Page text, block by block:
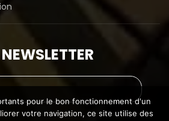
NEWSLETTER
pour le bon fonctionnement d'un
votre navigation, ce site utilise des